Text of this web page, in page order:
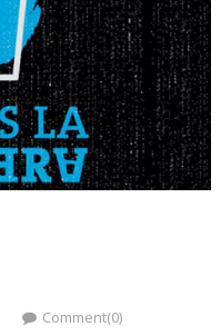
Comment(0)